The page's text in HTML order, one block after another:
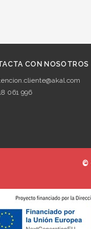
CON NOSOTROS
061 996
©